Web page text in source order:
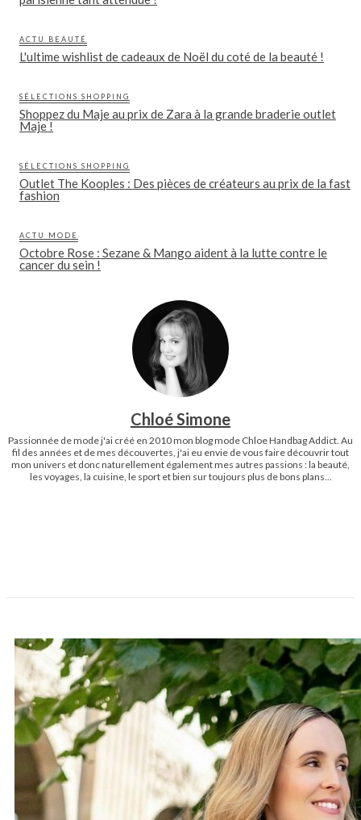
ACTU BEAUTÉ
L'ultime wishlist de cadeaux de Noël du coté de la beauté !
SÉLECTIONS SHOPPING
Shoppez du Maje au prix de Zara à la grande braderie outlet
Maje !
SÉLECTIONS SHOPPING
Outlet The Kooples : Des pièces de créateurs au prix de la fast
fashion
ACTU MODE
Octobre Rose : Sezane & Mango aident à la lutte contre le
cancer du sein !
Chloé Simone
Passionnée de mode j'ai créé en 2010 mon blog mode Chloe Handbag Addict. Au
fil des années et de mes découvertes, j'ai eu envie de vous faire découvrir tout
mon univers et donc naturellement également mes autres passions : la beauté,
les voyages, la cuisine, le sport et bien sur toujours plus de bons plans...